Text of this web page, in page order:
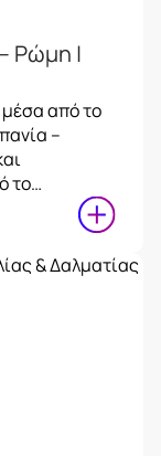
Ρώμη |
μέσα από το
–
το…